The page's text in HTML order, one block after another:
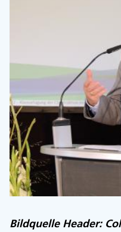
Bildquelle Header: